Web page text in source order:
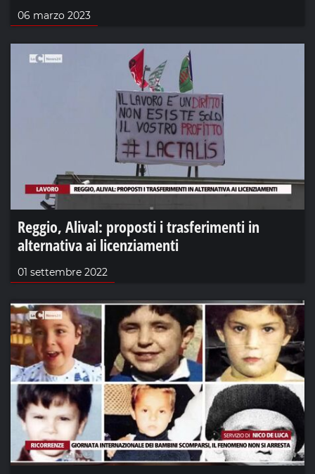
06 marzo 2023
Reggio, Alival: proposti i trasferimenti in
alternativa ai licenziamenti
01 settembre 2022